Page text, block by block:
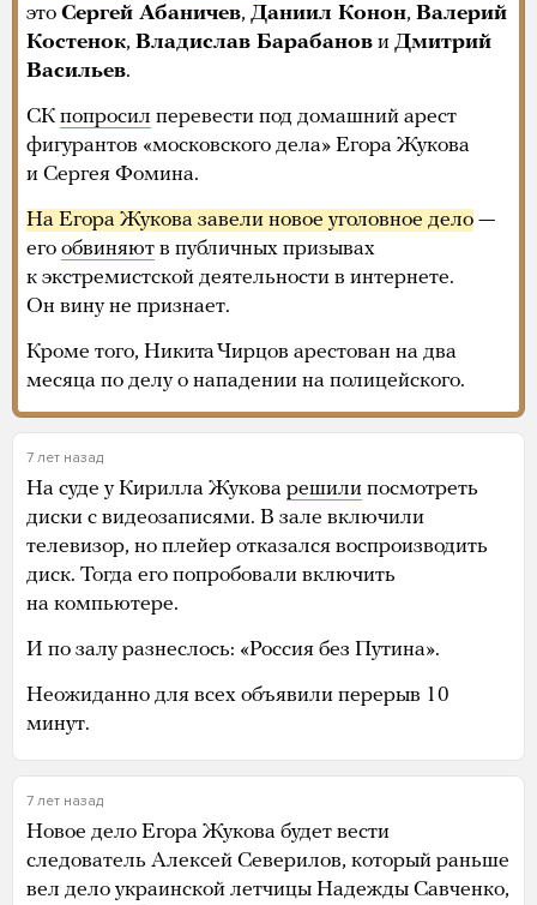
это Сергей Абаничев, Даниил Конон, Валерий
Костенок, Владислав Барабанов и Дмитрий
Васильев.
СК попросил перевести под домашний арест
фигурантов «московского дела» Егора Жукова
и Сергея Фомина.
На Егора Жукова завели новое уголовное дело —
его обвиняют в публичных призывах
к экстремистской деятельности в интернете.
Он вину не признает.
Кроме того, Никита Чирцов арестован на два
месяца по делу о нападении на полицейского.
7 лет назад
На суде у Кирилла Жукова решили посмотреть
диски с видеозаписями. В зале включили
телевизор, но плейер отказался воспроизводить
диск. Тогда его попробовали включить
на компьютере.
И по залу разнеслось: «Россия без Путина».
Неожиданно для всех объявили перерыв 10
минут.
7 лет назад
Новое дело Егора Жукова будет вести
следователь Алексей Северилов, который раньше
вел дело украинской летчицы Надежды Савченко,